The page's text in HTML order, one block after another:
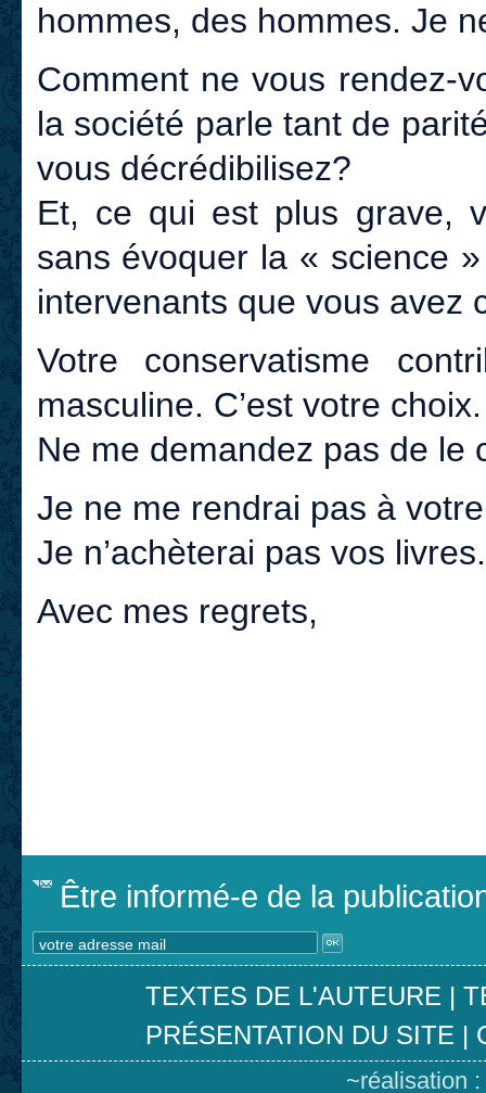
hommes, des hommes. Je
Comment ne vous rendez-
la société parle tant de
vous décrédibilisez?
Et, ce qui est plus grave,
sans évoquer la « science
intervenants que vous avez
Votre conservatisme
masculine. C’est votre choix.
Ne me demandez pas de
Je ne me rendrai pas à
Je n’achèterai pas vos livres.
Avec mes regrets,
Être informé-e de la
TEXTES DE L'AUTEURE |
PRÉSENTATION DU SITE |
~réalisation